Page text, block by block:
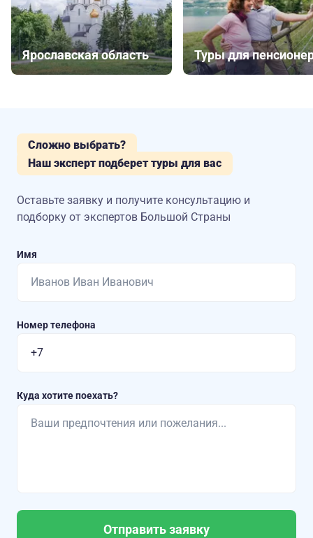
Ярославская область Туры для
Сложно выбрать?
Наш эксперт подберет туры для вас
Оставьте заявку и получите консультацию и
подборку от экспертов Большой Страны
Имя
Номер телефона
Куда хотите поехать?
Отправить заявку